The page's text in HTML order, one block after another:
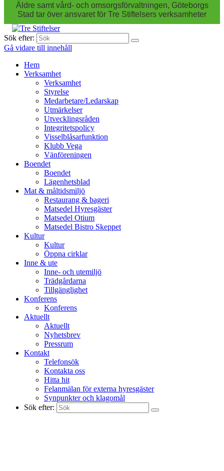
Äldre samt vård- och omsorgsförvaltningen, Göteborgs
Stad tar över ansvaret för Tre Stiftelsers verksamheter
Sök efter:
Gå vidare till innehåll
Hem
Verksamhet
Verksamhet
Styrelse
Medarbetare/Ledarskap
Utmärkelser
Utvecklingsråden
Integritetspolicy
Visselblåsarfunktion
Klubb Vega
Vänföreningen
Boendet
Boendet
Lägenhetsblad
Mat & måltidsmiljö
Restaurang & bageri
Matsedel Hyresgäster
Matsedel Otium
Matsedel Bistro Skeppet
Kultur
Kultur
Öppna cirklar
Inne & ute
Inne- och utemiljö
Trädgårdarna
Tillgänglighet
Konferens
Konferens
Aktuellt
Aktuellt
Nyhetsbrev
Pressrum
Kontakt
Telefonsök
Kontakta oss
Hitta hit
Felanmälan för externa hyresgäster
Synpunkter och klagomål
Sök efter: